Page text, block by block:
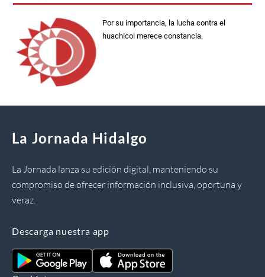
Por su importancia, la lucha contra el
huachicol merece constancia.
La Jornada Hidalgo
La Jornada lanza su edición digital, manteniendo su
compromiso de ofrecer información inclusiva, oportuna y
veraz.
Descarga nuestra app